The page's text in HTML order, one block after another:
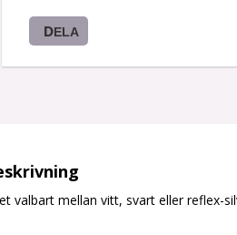
DELA
valbart mellan vitt, svart eller reflex-